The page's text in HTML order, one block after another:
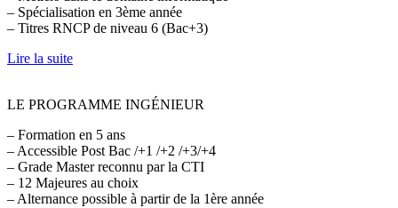
– Spécialisation en 3ème année
– Titres RNCP de niveau 6 (Bac+3)
Lire la suite
LE PROGRAMME INGÉNIEUR
– Formation en 5 ans
– Accessible Post Bac /+1 /+2 /+3/+4
– Grade Master reconnu par la CTI
– 12 Majeures au choix
– Alternance possible à partir de la 1ère année